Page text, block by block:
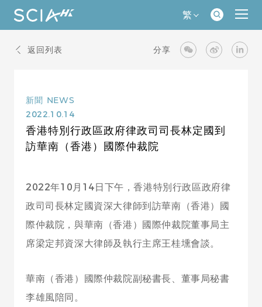
繁
返回列表 分享
新聞 NEWS
2022.10.14
香港特別行政區政府律政司司長林定國到
訪華南（香港）國際仲裁院
2022年10月14日下午，香港特別行政區政府律
政司司長林定國資深大律師到訪華南（香港）國
際仲裁院，與華南（香港）國際仲裁院董事局主
席梁定邦資深大律師及執行主席王桂壎會談。
華南（香港）國際仲裁院副秘書長、董事局秘書
李雄風陪同。